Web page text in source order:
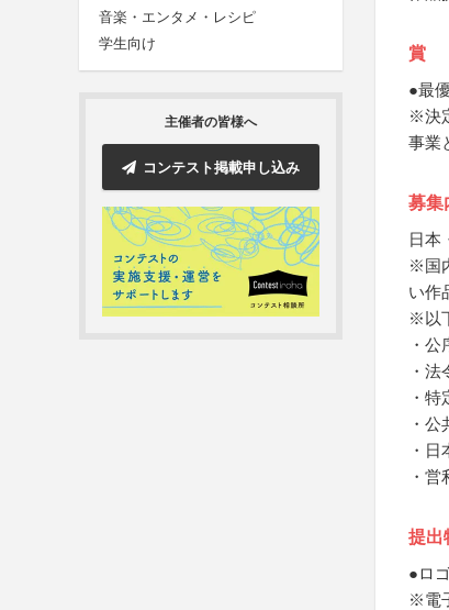
音楽・エンタメ・レシピ
学生向け
主催者の皆様へ
コンテスト掲載申し込み
賞
●最
※決
事業
募集
日本
※国
い作
※以
・
・
・
・
・
・
提出
●ロ
※電